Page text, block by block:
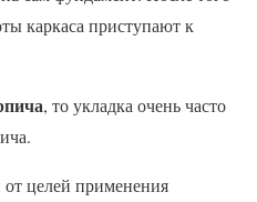
каркаса приступают к
, то укладка очень часто
от целей применения